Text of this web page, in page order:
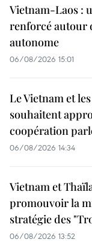
Vietnam-Laos :
renforcé autour
autonome
06/08/2026 15:01
Le Vietnam et
souhaitent
coopération
06/08/2026 14:34
Vietnam et
promouvoir la
stratégie des
06/08/2026 13:52